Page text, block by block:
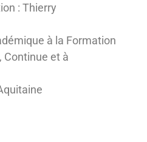
: Thierry
à la Formation
Continue et à